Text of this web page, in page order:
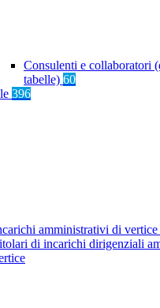
Consulenti e collaboratori
tabelle) 60
396
amministrativi di vertice
di incarichi dirigenziali